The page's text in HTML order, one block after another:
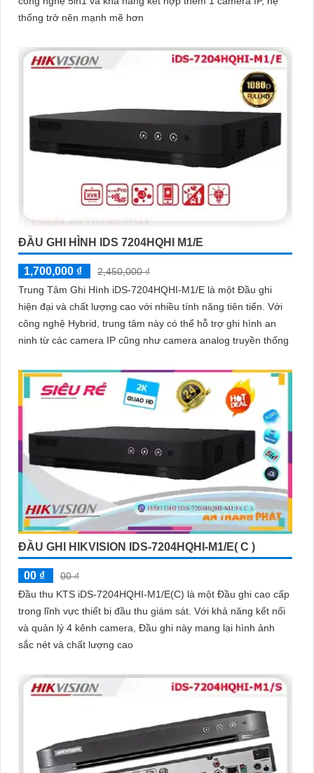
thống trở nên mạnh mẽ hơn
ĐẦU GHI HÌNH IDS 7204HQHI M1/E
1,700,000 ₫
2,450,000 ₫
Trung Tâm Ghi Hình iDS-7204HQHI-M1/E là một Đầu ghi
hiện đại và chất lượng cao với nhiều tính năng tiên tiến. Với
công nghệ Hybrid, trung tâm này có thể hỗ trợ ghi hình an
ninh từ các camera IP cũng như camera analog truyền thống
ĐẦU GHI HIKVISION IDS-7204HQHI-M1/E( C )
00 ₫
00 ₫
Đầu thu KTS iDS-7204HQHI-M1/E(C) là một Đầu ghi cao cấp
trong lĩnh vực thiết bị đầu thu giám sát. Với khả năng kết nối
và quản lý 4 kênh camera, Đầu ghi này mang lại hình ảnh
sắc nét và chất lượng cao